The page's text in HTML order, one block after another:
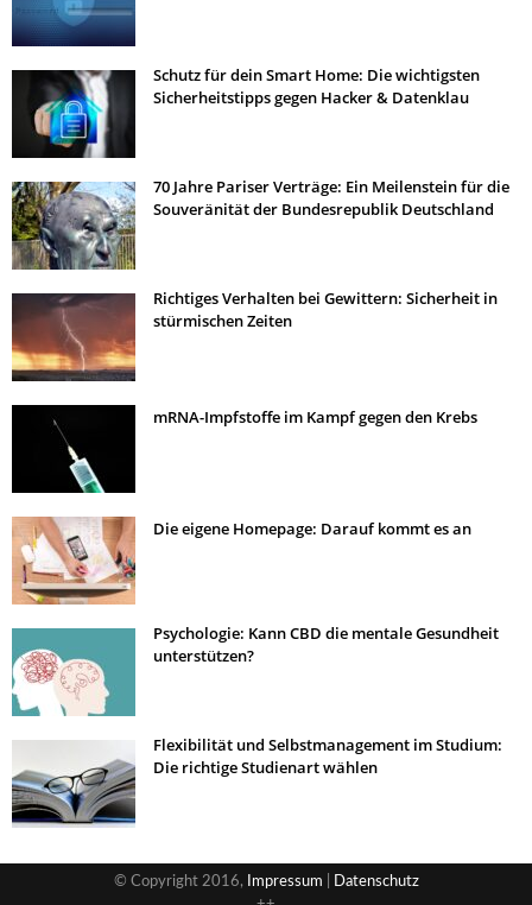
Schutz für dein Smart Home: Die wichtigsten
Sicherheitstipps gegen Hacker & Datenklau
70 Jahre Pariser Verträge: Ein Meilenstein für die
Souveränität der Bundesrepublik Deutschland
Richtiges Verhalten bei Gewittern: Sicherheit in
stürmischen Zeiten
mRNA-Impfstoffe im Kampf gegen den Krebs
Die eigene Homepage: Darauf kommt es an
Psychologie: Kann CBD die mentale Gesundheit
unterstützen?
Flexibilität und Selbstmanagement im Studium:
Die richtige Studienart wählen
© Copyright 2016, Impressum
Datenschutz